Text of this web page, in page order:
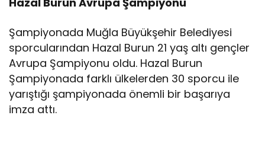
Şampiyonada Muğla Büyükşehir Belediyesi
sporcularından Hazal Burun 21 yaş altı gençler
Avrupa Şampiyonu oldu. Hazal Burun
Şampiyonada farklı ülkelerden 30 sporcu ile
yarıştığı şampiyonada önemli bir başarıya
imza attı.